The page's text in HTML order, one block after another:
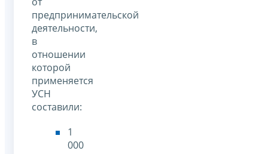
предпринимательской
деятельности,
в
отношении
которой
применяется
УСН
составили:
1
000